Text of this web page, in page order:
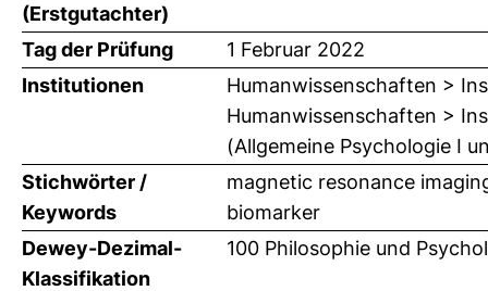
(Erstgutachter)
Tag der Prüfung
1 Februar 2022
Institutionen
Humanwissenschaften >
Humanwissenschaften >
(Allgemeine Psychologie I
Stichwörter /
Keywords
magnetic resonance
biomarker
Dewey-Dezimal-
Klassifikation
100 Philosophie und